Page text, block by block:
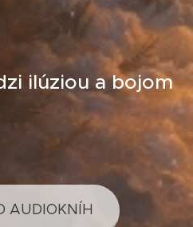
ilúziou a bojom
AUDIOKNÍH